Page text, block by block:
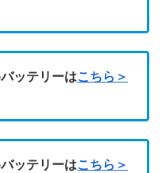
ッテリーはこちら＞
ッテリーはこちら＞